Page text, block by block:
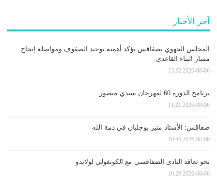
آخر الأخبار
المجلس الجهوي بصفاقس يؤكد أهمية توحيد الصفوف ومواصلة إنجاح
مسار البناء القاعدي
2026-08-06 13:32
برنامج الدورة 60 لمهرجان سيدي منصور
2026-08-06 11:21
صفاقس: الأستاذ منير بوجلبان في ذمة الله
2026-08-06 10:56
نحو تعاقد النادي الصفاقسي مع الكونغولي لولاندو
2026-08-06 10:29